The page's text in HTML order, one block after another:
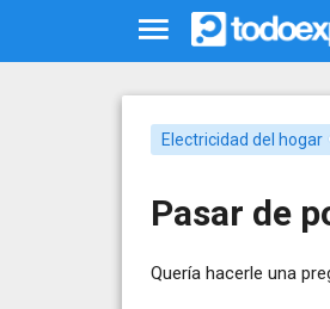
Electricidad del hogar
Pasar de
Quería hacerle una